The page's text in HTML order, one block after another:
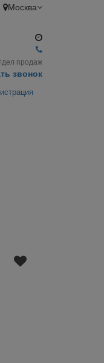
Москва
продаж
звонок